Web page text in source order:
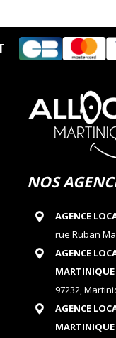
NOS
AGENCE
rue Ruban
AGENCE
MARTINIQUE
97232,
AGENCE
MARTINIQUE